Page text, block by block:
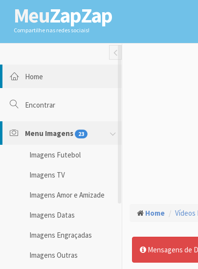
MeuZapZap
Compartilhe nas redes sociais!
Toggle Fullwidth
Home
Encontrar
Menu Imagens 23
Imagens Futebol
Imagens TV
Imagens Amor e Amizade
Imagens Datas
Imagens Engraçadas
Imagens Outras
Home Vídeos
Mensagens de